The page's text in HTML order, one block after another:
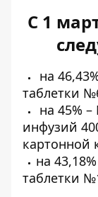
С 1
на
таблетки
на 45%
инфузий
картонной
на
таблетки